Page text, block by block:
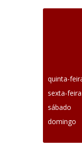
quinta-
sexta-feira
sábado
domingo